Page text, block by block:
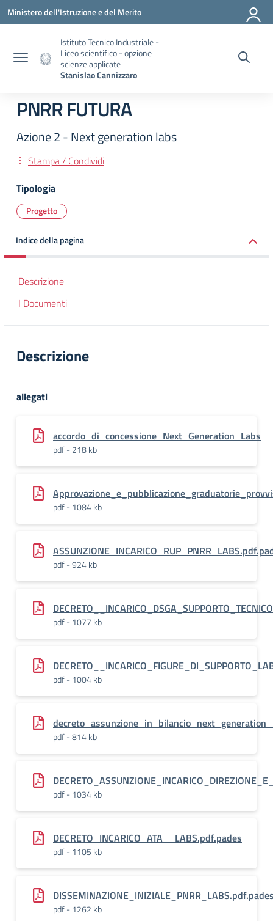
Vai ai contenuti
Vai al menu di navigazione
Vai al footer
Ministero dell'Istruzione e del Merito
Istituto Tecnico Industriale -
Liceo scientifico - opzione
scienze applicate
Stanislao Cannizzaro
PNRR FUTURA
Azione 2 - Next generation labs
Stampa / Condividi
Tipologia
Progetto
Indice della pagina
Descrizione
I Documenti
Descrizione
allegati
accordo_di_concessione_Next_Generation_Labs
pdf - 218 kb
pdf - 1084 kb
pdf - 924 kb
pdf - 1077 kb
pdf - 1004 kb
pdf - 814 kb
pdf - 1034 kb
DECRETO_INCARICO_ATA__LABS.pdf.pades
pdf - 1105 kb
pdf - 1262 kb